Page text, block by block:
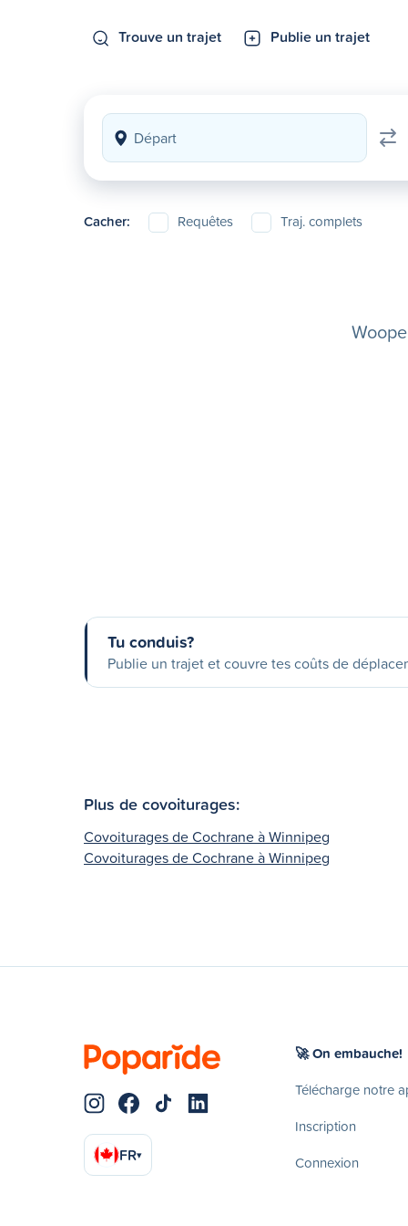
Trouve un trajet Publie un trajet
Cacher: Requêtes Traj. complets
Tu conduis?
Publie un trajet et couvre tes coûts de
Plus de covoiturages:
Covoiturages de Cochrane à Winnipeg
Covoiturages de Cochrane à Winnipeg
FR▾
🚀 On embauche!
Télécharge notre
Inscription
Connexion